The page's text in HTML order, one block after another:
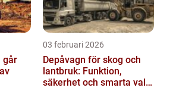
03 februari 2026
Depåvagn för skog och
lantbruk: Funktion,
säkerhet och smarta val